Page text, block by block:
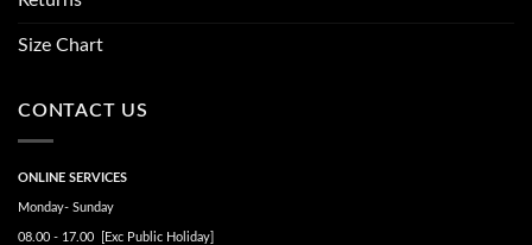
Size Chart
CONTACT US
ONLINE SERVICES
Monday- Sunday
08.00 - 17.00 [Exc Public Holiday]